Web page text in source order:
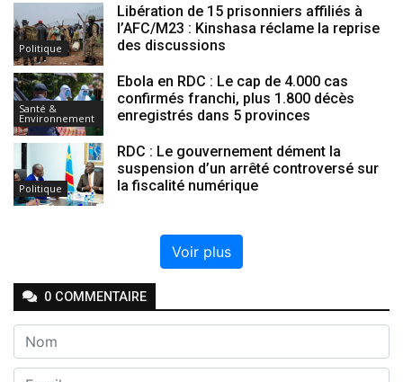
Politique
Libération de 15 prisonniers affiliés à
l’AFC/M23 : Kinshasa réclame la reprise
des discussions
Santé &
Environnement
Ebola en RDC : Le cap de 4.000 cas
confirmés franchi, plus 1.800 décès
enregistrés dans 5 provinces
Politique
RDC : Le gouvernement dément la
suspension d’un arrêté controversé sur
la fiscalité numérique
Voir plus
0 COMMENTAIRE